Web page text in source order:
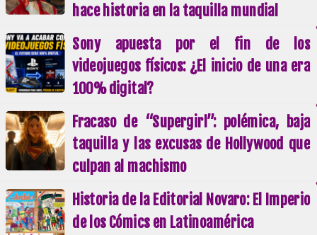
hace historia en la taquilla mundial
Sony apuesta por el fin de los
videojuegos físicos: ¿El inicio de una era
100% digital?
Fracaso de “Supergirl”: polémica, baja
taquilla y las excusas de Hollywood que
culpan al machismo
Historia de la Editorial Novaro: El Imperio
de los Cómics en Latinoamérica